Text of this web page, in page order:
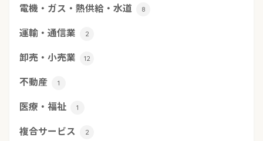
電機・ガス・熱供給・水道 8
運輸・通信業 2
卸売・小売業 12
不動産 1
医療・福祉 1
複合サービス 2